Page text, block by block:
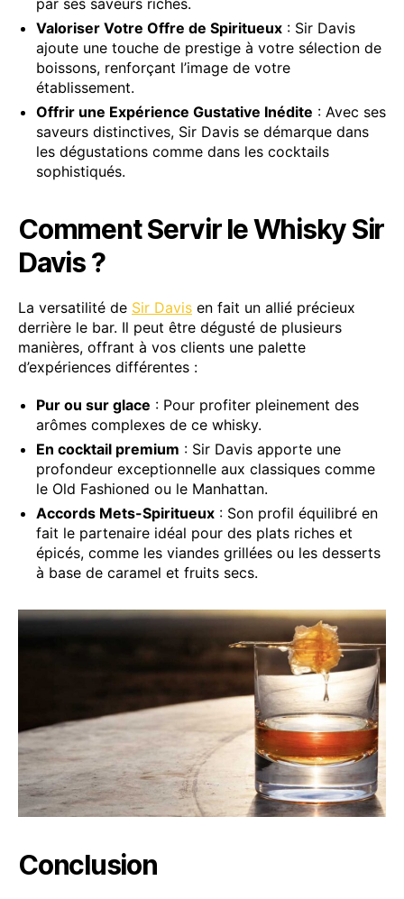
par ses saveurs riches.
Valoriser Votre Offre de Spiritueux : Sir Davis
ajoute une touche de prestige à votre sélection de
boissons, renforçant l’image de votre
établissement.
Offrir une Expérience Gustative Inédite : Avec ses
saveurs distinctives, Sir Davis se démarque dans
les dégustations comme dans les cocktails
sophistiqués.
Comment Servir le Whisky Sir
Davis ?
La versatilité de Sir Davis en fait un allié précieux
derrière le bar. Il peut être dégusté de plusieurs
manières, offrant à vos clients une palette
d’expériences différentes :
Pur ou sur glace : Pour profiter pleinement des
arômes complexes de ce whisky.
En cocktail premium : Sir Davis apporte une
profondeur exceptionnelle aux classiques comme
le Old Fashioned ou le Manhattan.
Accords Mets-Spiritueux : Son profil équilibré en
fait le partenaire idéal pour des plats riches et
épicés, comme les viandes grillées ou les desserts
à base de caramel et fruits secs.
Conclusion